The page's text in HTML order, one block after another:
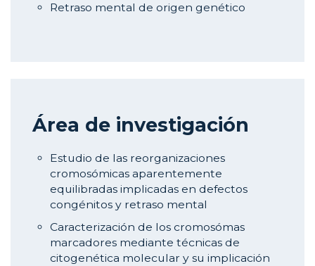
Retraso mental de origen genético
Área de investigación
Estudio de las reorganizaciones
cromosómicas aparentemente
equilibradas implicadas en defectos
congénitos y retraso mental
Caracterización de los cromosómas
marcadores mediante técnicas de
citogenética molecular y su implicación